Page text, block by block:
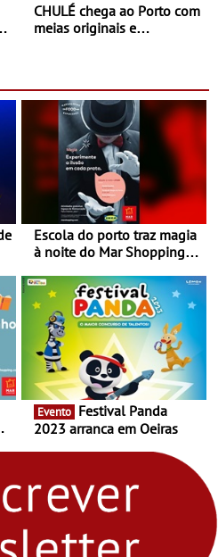
CHULÉ chega ao Porto com
meias originais e
Shopping
Escola do porto traz magia
à noite do Mar Shopping
29 de abril, às 21h00
Evento
2023 arranca em Oeiras